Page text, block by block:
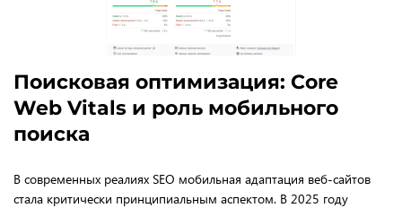
Поисковая оптимизация: Core
Web Vitals и роль мобильного
поиска
В современных реалиях SEO мобильная адаптация веб-сайтов
стала критически принципиальным аспектом. В 2025 году